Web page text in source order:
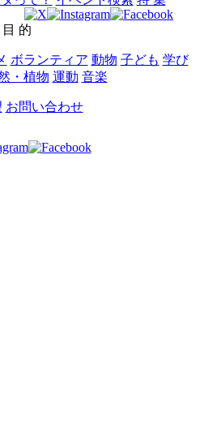
目 的
ボランティア 動物 子ども 学び
・植物 運動 音楽
お問い合わせ